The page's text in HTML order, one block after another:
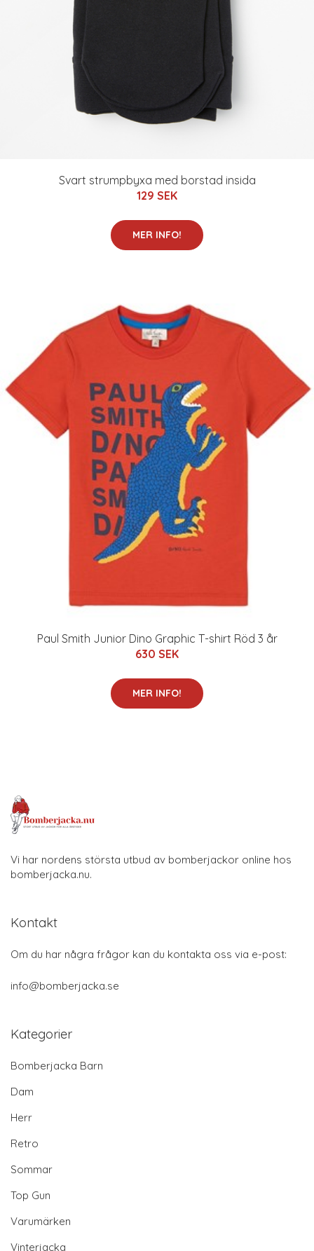
Svart strumpbyxa med borstad insida
129 SEK
MER INFO!
Paul Smith Junior Dino Graphic T-shirt Röd 3 år
630 SEK
MER INFO!
Vi har nordens största utbud av bomberjackor online hos
bomberjacka.nu.
Kontakt
Om du har några frågor kan du kontakta oss via e-post:
info@bomberjacka.se
Kategorier
Bomberjacka Barn
Dam
Herr
Retro
Sommar
Top Gun
Varumärken
Vinterjacka